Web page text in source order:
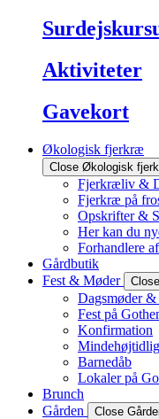
Aktiviteter
Gavekort
Økologisk fjerkræ
Close Økologisk
Fjerkræliv &
Fjerkræ på
Opskrifter &
Her kan du
Forhandlere
Gårdbutik
Fest & Møder
Dagsmøder
Fest på
Konfirmation
Barnedåb
Lokaler på
Brunch
Gården
Close